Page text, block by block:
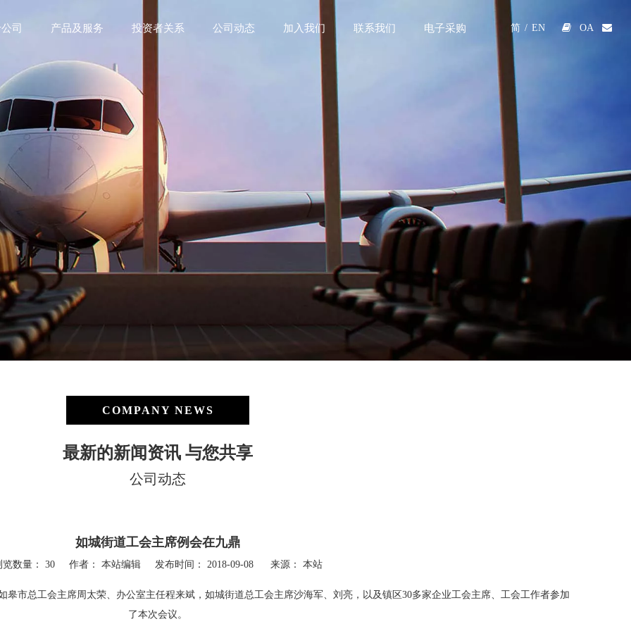
司 产品及服务 投资者关系 公司动态 加入我们 联系我们 电子采购 简 / EN  OA 
COMPANY NEWS
最新的新闻资讯 与您共享
公司动态
如城街道工会主席例会在九鼎
览数量： 30 作者： 本站编辑 发布时间： 2018-09-08 来源： 本站
市总工会主席周太荣、办公室主任程来斌，如城街道总工会主席沙海军、刘亮，以及镇区30多家企业工会主席、工会工作者参加
了本次会议。